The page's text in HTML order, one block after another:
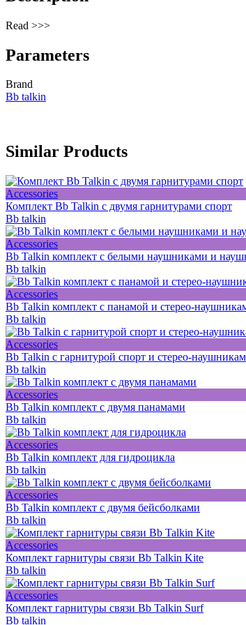
Read >>>
Parameters
Brand
Bb talkin
Similar Products
Accessories
Комплект Bb Talkin с двумя гарнитурами спорт
Bb talkin
Accessories
Bb Talkin комплект с белыми наушниками и
Bb talkin
Accessories
Bb Talkin комплект с панамой и стерео-
Bb talkin
Accessories
Bb Talkin с гарнитурой спорт и стерео-
Bb talkin
Accessories
Bb Talkin комплект с двумя панамами
Bb talkin
Accessories
Bb Talkin комплект для гидроцикла
Bb talkin
Accessories
Bb Talkin комплект с двумя бейсболками
Bb talkin
Accessories
Комплект гарнитуры связи Bb Talkin Kite
Bb talkin
Accessories
Комплект гарнитуры связи Bb Talkin Surf
Bb talkin